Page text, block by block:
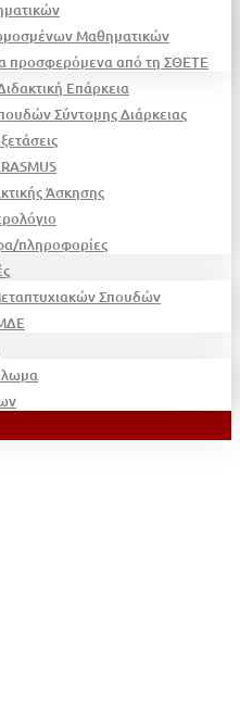
Μαθηματικών
προσφερόμενα από τη ΣΘΕΤΕ
Επάρκεια
Σύντομης Διάρκειας
Άσκησης
πληροφορίες
Σπουδών